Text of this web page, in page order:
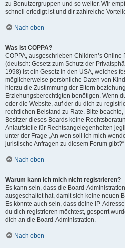
zu Benutzergruppen und so weiter. Wir
schnell erledigt ist und dir zahlreiche
Nach oben
Was ist COPPA?
COPPA, ausgeschrieben Children’s Online
(deutsch: Gesetz zum Schutz der
1998) ist ein Gesetz in den USA, welches
möglicherweise persönliche Daten von
hierzu die Zustimmung der Eltern
Erziehungsberechtigten benötigen. Wenn
oder die Website, auf der du dich zu
rechtlichen Beistand zu Rate. Bitte
Besitzer dieses Boards keine
Anlaufstelle für Rechtsangelegenheiten
unter der Frage „An wen soll ich mich
juristische Anfragen zu diesem Forum
Nach oben
Warum kann ich mich nicht registrieren?
Es kann sein, dass die Board-
ausgeschaltet hat, damit sich keine neuen
Es könnte auch sein, dass deine IP-
du dich registrieren möchtest, gesperrt
dich an die Board-Administration.
Nach oben